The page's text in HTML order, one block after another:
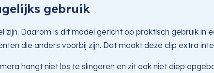
gebruik
Daarom is dit model gericht op praktisch gebruik in
die anders voorbij zijn. Dat maakt deze clip extra
hangt niet los te slingeren en zit ook niet diep